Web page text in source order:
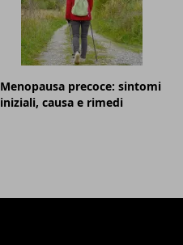
Menopausa precoce: sintomi
iniziali, causa e rimedi